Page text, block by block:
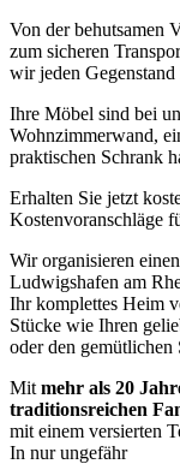
Von der behutsamen
zum sicheren
wir jeden
Ihre Möbel sind bei
Wohnzimmerwand,
praktischen Schrank
Erhalten Sie jetzt
Kostenvoranschläge
Wir organisieren
Ludwigshafen am
Ihr komplettes Heim
Stücke wie Ihren
oder den gemütlichen
Mit mehr als 20
traditionsreichen
mit einem versierten
In nur ungefähr